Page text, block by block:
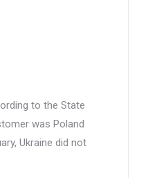
to the State
was Poland
Ukraine did not